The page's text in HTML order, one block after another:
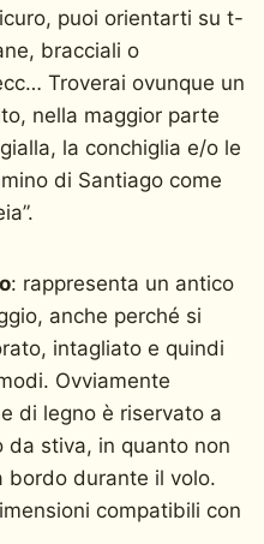
puoi orientarti su t-
bracciali o
Troverai ovunque un
nella maggior parte
la conchiglia e/o le
di Santiago come
: rappresenta un antico
anche perché si
intagliato e quindi
Ovviamente
di legno è riservato a
da stiva, in quanto non
bordo durante il volo.
compatibili con